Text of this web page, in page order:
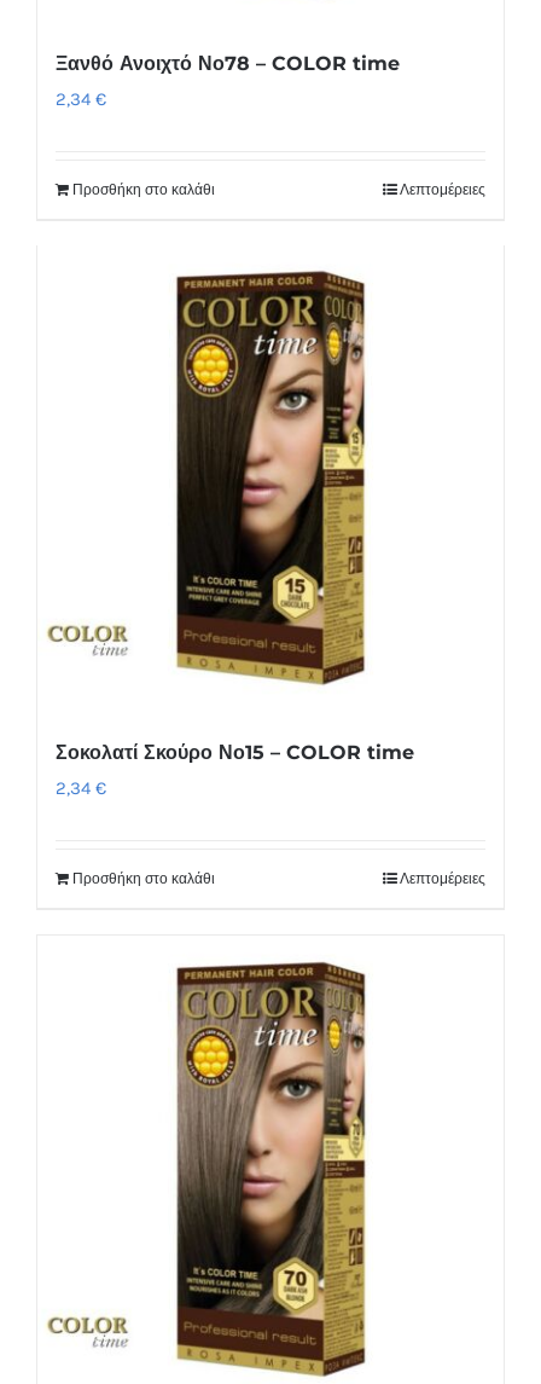
Ξανθό Ανοιχτό Νο78 – COLOR time
2,34 €
Προσθήκη στο καλάθι Λεπτομέρειες
Σοκολατί Σκούρο Νο15 – COLOR time
2,34 €
Προσθήκη στο καλάθι Λεπτομέρειες